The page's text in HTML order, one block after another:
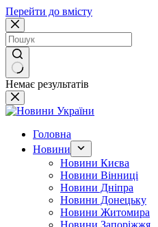
Перейти до вмісту
Немає результатів
Головна
Новини
Новини Києва
Новини Вінниці
Новини Дніпра
Новини Донецьку
Новини Житомира
Новини Запоріжжя